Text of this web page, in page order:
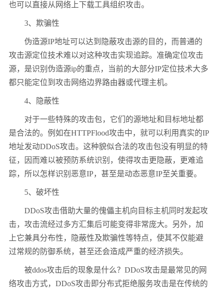
也可以直接从网络上下载工具组织攻击。
3、欺骗性
伪造源IP地址可以达到隐蔽攻击源的目的，而普通的
攻击源定位技术难以对这种攻击实现追踪。准确定位攻击
源，是识别伪造源ip的重点，当前的大部分IP定位技术大多
都只能定位到攻击网络边界路由器或代理主机。
4、隐蔽性
对于一些特殊的攻击包，它们的源地址和目标地址都
是合法的。例如在HTTPFlood攻击中，就可以利用真实的IP
地址发动DDoS攻击。这种貌似合法的攻击包没有明显的特
征，因而难以被预防系统识别，使得攻击更隐蔽，更难追
踪，所以怎样识别恶意IP，甚至是动态恶意IP至关重要。
5、破坏性
DDoS攻击借助大量的傀儡主机向目标主机同时发起攻
击，攻击流经过多方汇集后可能变得非常庞大。另外，加
上它兼具分布性，隐蔽性及欺骗性等特点，使其不仅能避
过常规的防御系统，甚至还会造成严重的经济损失。
被ddos攻击后的现象是什么？DDoS攻击是最常见的网
络攻击方式，DDoS攻击即分布式拒绝服务攻击是在传统的